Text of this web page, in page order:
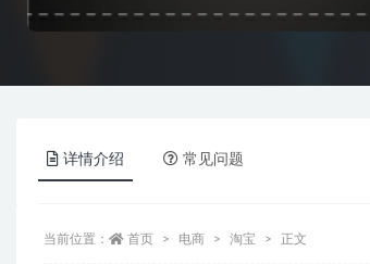
详情介绍 常见问题
当前位置： 首页 电商 淘宝 正文